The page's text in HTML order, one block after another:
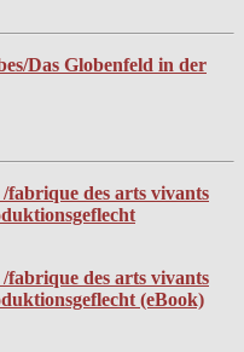
Das Globenfeld in der
fabrique des arts vivants
fabrique des arts vivants
(eBook)